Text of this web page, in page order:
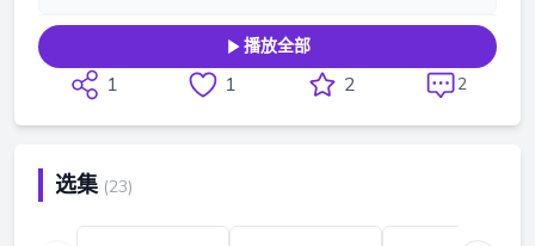
播放全部
1 1 2 2
选集 (23)